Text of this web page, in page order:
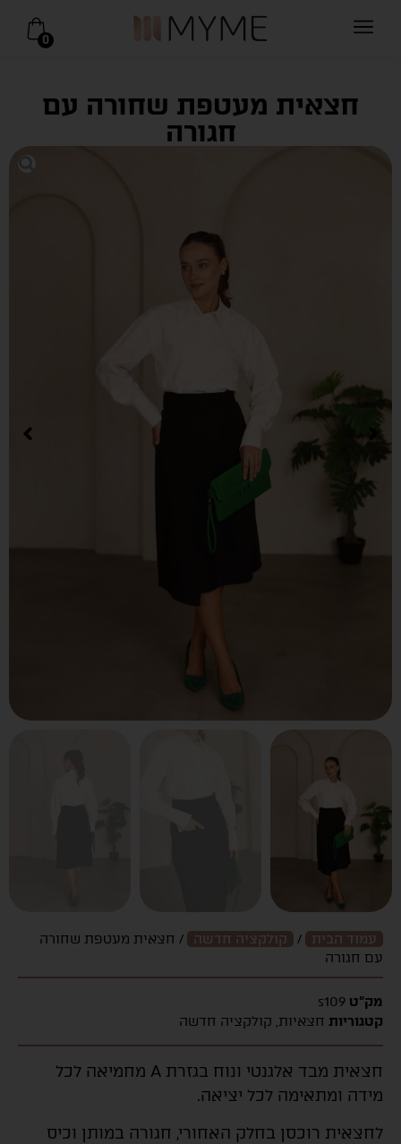
0
חצאית מעטפת שחורה עם
חגורה
עמוד הבית / קולקציה חדשה
/ חצאית מעטפת שחורה
עם חגורה
מק"ט s109
קטגוריות חצאיות, קולקציה חדשה
חצאית מבד אלגנטי ונוח בגזרת A מחמיאה לכל
מידה ומתאימה לכל יציאה.
לחצאית רוכסן בחלק האחורי, חגורה במותן וכיס